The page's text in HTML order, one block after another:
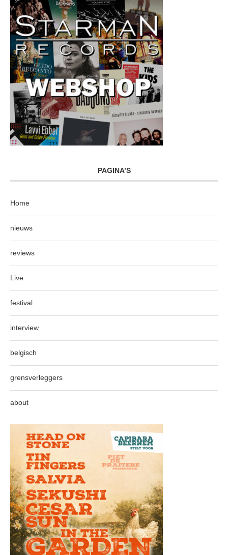
PAGINA’S
Home
nieuws
reviews
Live
festival
interview
belgisch
grensverleggers
about